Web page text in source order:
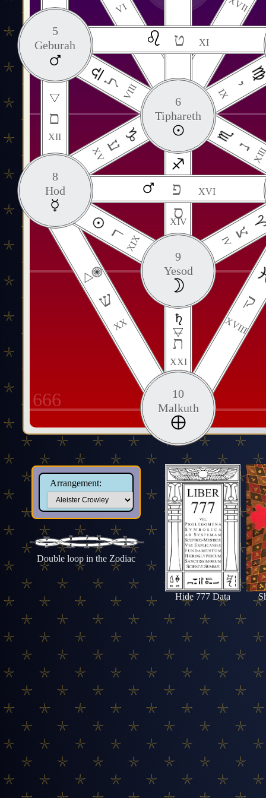
666
XVII
VI
י
IX
ל
VIII
ט XI
5
Geburah
ם
XII
6
Tiphareth
נ ע
XV
ס
XIV
8
Hod
פ XVI
רXIX
צ
IV
ק
XVIII
ש
XX
9
Yesod
ת
XXI
10
Malkuth
Arrangement:
Double loop in the Zodiac
Hide 777 Data